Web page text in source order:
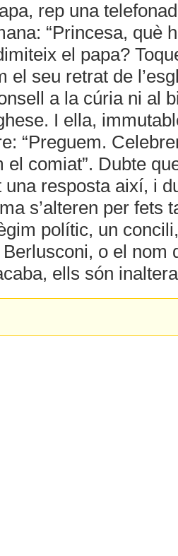
rep una
“Princesa, què
el papa?
el seu retrat de
a la cúria ni al
I ella,
“Preguem.
el comiat”. Dubte
una resposta així, i
s’alteren per fets
polític, un
o el nom
ells són